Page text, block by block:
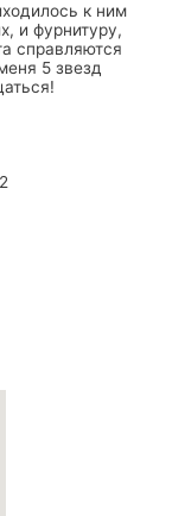
к ним
и фурнитуру,
справляются
5 звезд